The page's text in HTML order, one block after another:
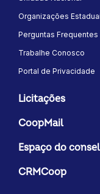
Organizações
Perguntas Frequentes
Trabalhe Conosco
Portal de Privacidade
Licitações
CoopMail
Espaço do
CRMCoop